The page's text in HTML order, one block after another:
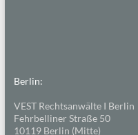
Berlin:
VEST Rechtsanwälte I Berlin
Fehrbelliner Straße 50
10119 Berlin (Mitte)